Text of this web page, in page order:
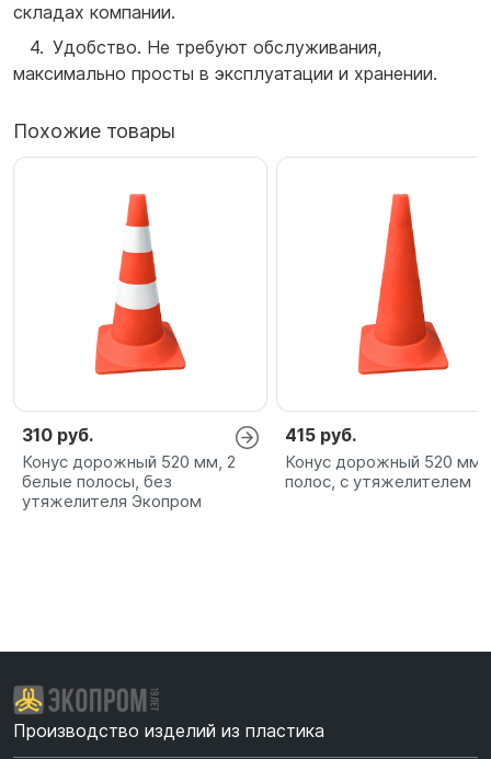
складах компании.
Удобство. Не требуют обслуживания,
максимально просты в эксплуатации и хранении.
Похожие товары
310 руб.
Конус дорожный 520 мм, 2
белые полосы, без
утяжелителя Экопром
415 руб.
Конус дорожный 520 мм,
полос, с утяжелителем
Производство изделий из пластика